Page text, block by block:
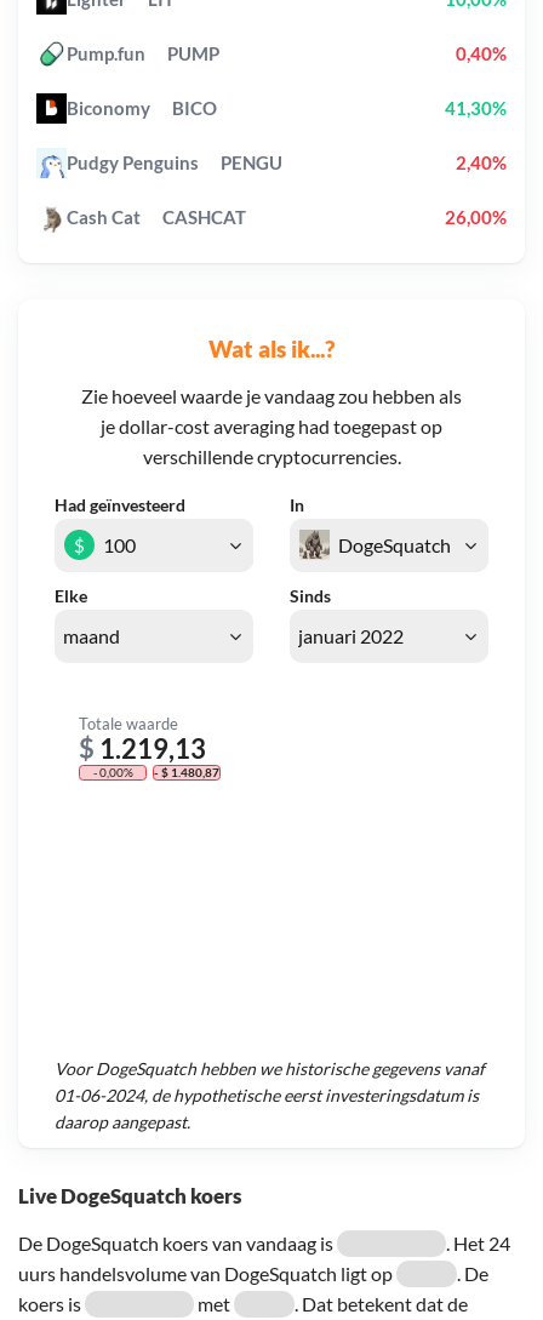
Live DogeSquatch koers
De DogeSquatch koers van vandaag is
. Het 24
uurs handelsvolume van DogeSquatch ligt op
. De
koers is
met
. Dat betekent dat de
Wat als ik...?
Zie hoeveel waarde je vandaag zou hebben als
je dollar-cost averaging had toegepast op
verschillende cryptocurrencies.
Had geïnvesteerd In
Elke Sinds
$
Totale waarde
$ 1.219,13
- 0,00% - $ 1.480,87
VoorDogeSquatchhebben we historische gegevens vanaf
01-06-2024, de hypothetische eerst investeringsdatum is
daarop aangepast.
Pump.fun PUMP 0,40%
Biconomy BICO 41,30%
Pudgy Penguins PENGU 2,40%
Cash Cat CASHCAT 26,00%